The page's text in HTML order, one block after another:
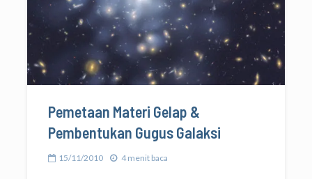
Pemetaan Materi Gelap &
Pembentukan Gugus Galaksi
15/11/2010 4 menit baca